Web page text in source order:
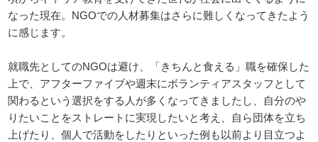
なった現在。NGOでの人材募集はさらに難しくなってきたよう
に感じます。
就職先としてのNGOは避け、「きちんと食える」職を確保した
上で、アフターファイブや週末にボランティアスタッフとして
関わるという選択をする人が多くなってきましたし、自分のや
りたいことをストレートに実現したいと考え、自ら団体を立ち
上げたり、個人で活動をしたりといった例も以前より目立つよ